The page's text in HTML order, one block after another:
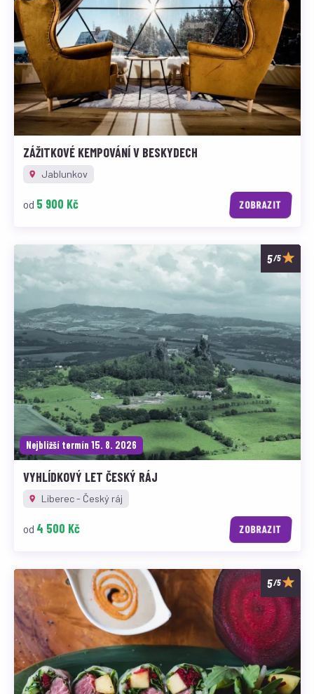
ZÁŽITKOVÉ KEMPOVÁNÍ V BESKYDECH
Jablunkov
od 5 900 Kč ZOBRAZIT
/5
Nejbližší termín 15. 8. 2026
VYHLÍDKOVÝ LET ČESKÝ RÁJ
Liberec - Český ráj
od 4 500 Kč ZOBRAZIT
/5